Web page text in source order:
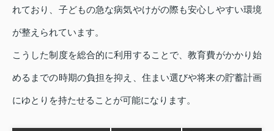
れており、子どもの急な病気やけがの際も安心しやすい環境
が整えられています。
こうした制度を総合的に利用することで、教育費がかかり始
めるまでの時期の負担を抑え、住まい選びや将来の貯蓄計画
にゆとりを持たせることが可能になります。